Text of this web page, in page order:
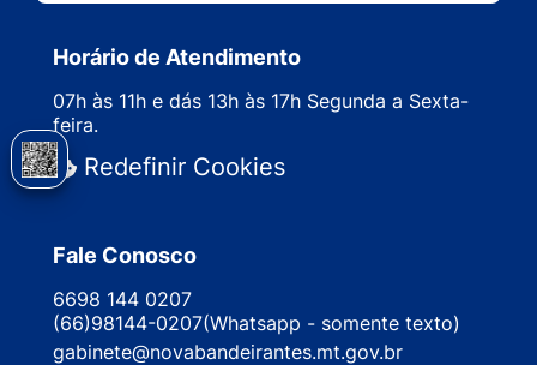
Horário de Atendimento
07h às 11h e dás 13h às 17h Segunda a Sexta-
feira.
Redefinir Cookies
Fale Conosco
6698 144 0207
(66)98144-0207(Whatsapp - somente texto)
gabinete@novabandeirantes.mt.gov.br